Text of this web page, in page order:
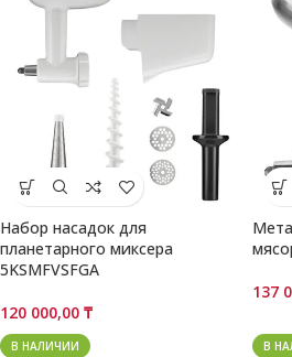
Набор насадок для
планетарного миксера
5KSMFVSFGA
120 000,00 ₸
137
В НАЛИЧИИ В